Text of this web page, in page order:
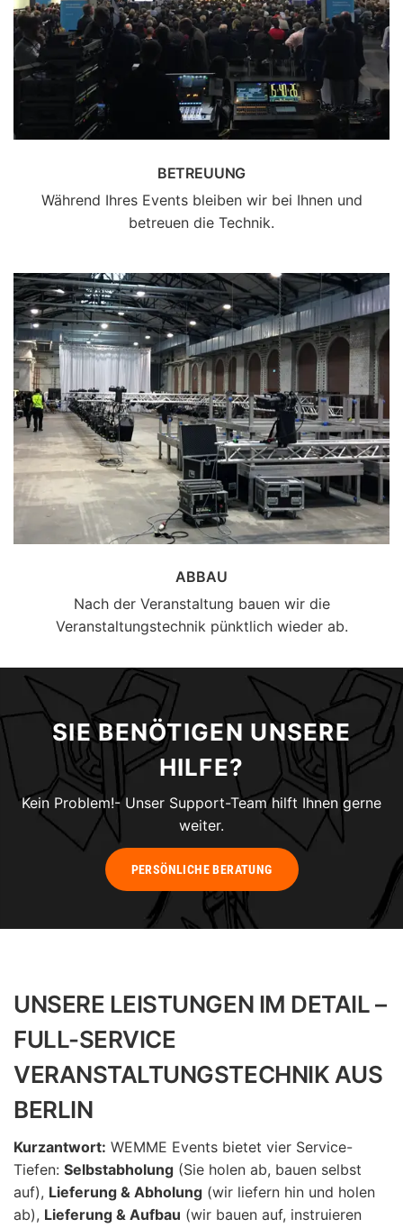
BETREUUNG
Während Ihres Events bleiben wir bei Ihnen und
betreuen die Technik.
ABBAU
Nach der Veranstaltung bauen wir die
Veranstaltungstechnik pünktlich wieder ab.
SIE BENÖTIGEN UNSERE
HILFE?
Kein Problem!- Unser Support-Team hilft Ihnen gerne
weiter.
PERSÖNLICHE BERATUNG
UNSERE LEISTUNGEN IM DETAIL –
FULL-SERVICE
VERANSTALTUNGSTECHNIK AUS
BERLIN
Kurzantwort: WEMME Events bietet vier Service-
Tiefen: Selbstabholung (Sie holen ab, bauen selbst
auf), Lieferung & Abholung (wir liefern hin und holen
ab), Lieferung & Aufbau (wir bauen auf, instruieren